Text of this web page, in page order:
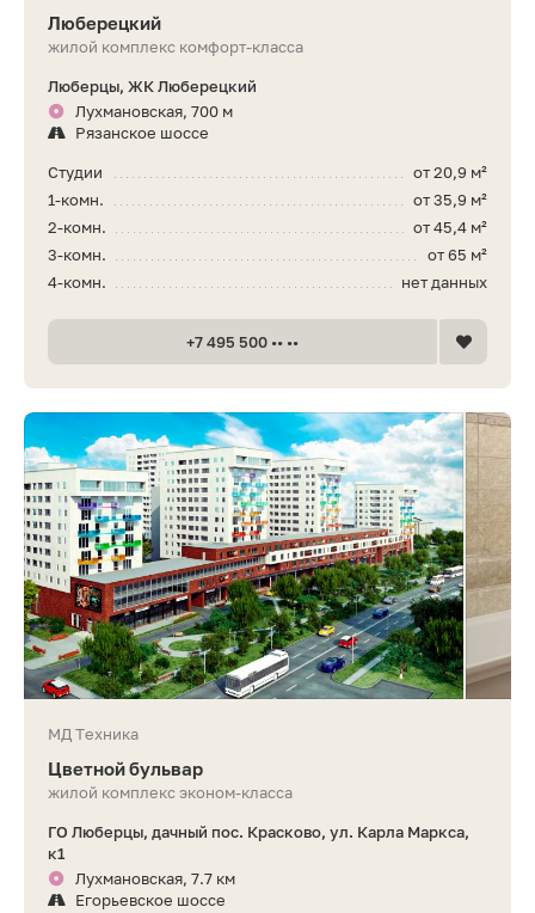
Люберецкий
жилой комплекс комфорт-класса
Люберцы, ЖК Люберецкий
Лухмановская, 700 м
Рязанское шоссе
от 20,9 м²
Студии
от 35,9 м²
1-комн.
от 45,4 м²
2-комн.
от 65 м²
3-комн.
нет данных
4-комн.
+7 495 500 •• ••
МД Техника
Цветной бульвар
жилой комплекс эконом-класса
ГО Люберцы, дачный пос. Красково, ул. Карла Маркса,
к1
Лухмановская, 7.7 км
Егорьевское шоссе